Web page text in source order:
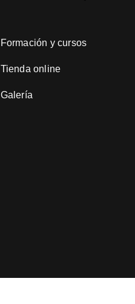
Formación y cursos
Tienda online
Galería